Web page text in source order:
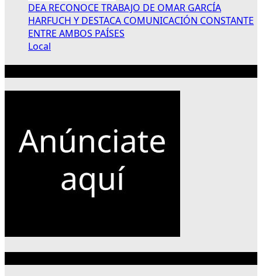
DEA RECONOCE TRABAJO DE OMAR GARCÍA
HARFUCH Y DESTACA COMUNICACIÓN CONSTANTE
ENTRE AMBOS PAÍSES
Local